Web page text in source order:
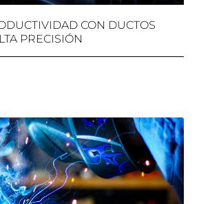
CON DUCTOS
PRECISIÓN